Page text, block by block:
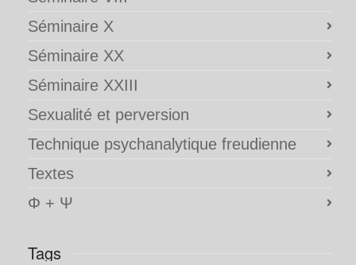
Séminaire X
Séminaire XX
Séminaire XXIII
Sexualité et perversion
Technique psychanalytique freudienne
Textes
Φ + Ψ
Tags